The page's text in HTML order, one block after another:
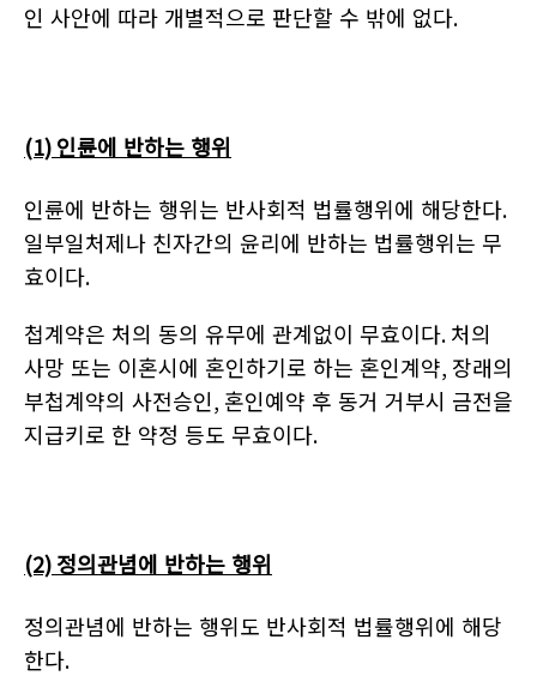
인 사안에 따라 개별적으로 판단할 수 밖에 없다.
(1)인륜에 반하는 행위
인륜에 반하는 행위는 반사회적 법률행위에 해당한다.
일부일처제나 친자간의 윤리에 반하는 법률행위는 무
효이다.
첩계약은 처의 동의 유무에 관계없이 무효이다.처의
사망 또는 이혼시에 혼인하기로 하는 혼인계약, 장래의
부첩계약의 사전승인, 혼인예약 후 동거 거부시 금전을
지급키로 한 약정 등도 무효이다.
(2)정의관념에 반하는 행위
정의관념에 반하는 행위도 반사회적 법률행위에 해당
한다.